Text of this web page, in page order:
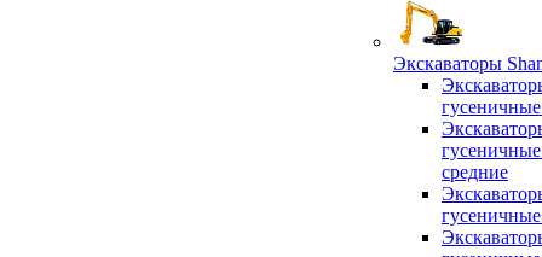
Экскаваторы
средние